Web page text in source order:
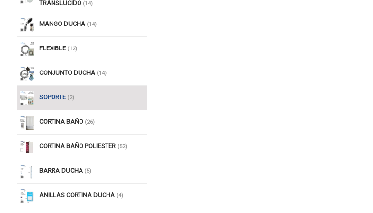
TRANSLUCIDO (14)
MANGO DUCHA (14)
FLEXIBLE (12)
CONJUNTO DUCHA (14)
SOPORTE (2)
CORTINA BAÑO (26)
CORTINA BAÑO POLIESTER (52)
BARRA DUCHA (5)
ANILLAS CORTINA DUCHA (4)